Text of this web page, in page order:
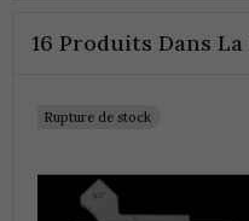
16 Produits Dans
Rupture de stock